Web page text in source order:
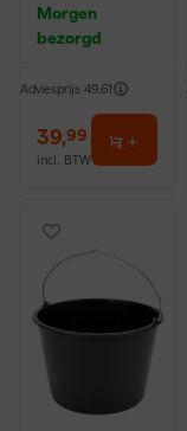
- 0,95L
Morgen
bezorgd
Adviesprijs 49,61
39,99
incl. BTW